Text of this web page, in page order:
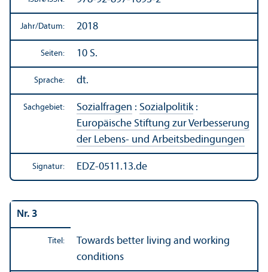
Jahr/Datum: 2018
Seiten: 10 S.
Sprache: dt.
Sachgebiet: Sozialfragen : Sozialpolitik:
Europäische Stiftung zur Verbesserung
der Lebens- und Arbeits­bedingungen
Signatur: EDZ-0511.13.de
Nr. 3
Titel:
Towards better living and working
conditions